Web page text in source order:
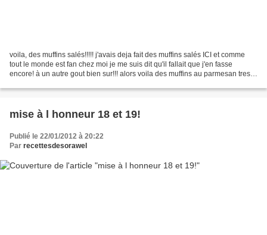
voila, des muffins salés!!!!! j'avais deja fait des muffins salés ICI et comme
tout le monde est fan chez moi je me suis dit qu'il fallait que j'en fasse
encore! à un autre gout bien sur!!! alors voila des muffins au parmesan tres
mise à l honneur 18 et 19!
Publié le 22/01/2012 à 20:22
Par recettesdesorawel